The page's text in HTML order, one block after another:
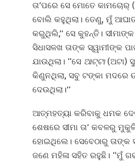
ତା’ପରେ ସେ ମୋତେ
ବୋଲି କହୁଥିଲା। ତେଣୁ, ମୁଁ
କରୁଥିଲି,’’ ସେ କୁହନ୍ତି।
ସିଧାସଳଖ ତାଙ୍କ ସ୍ୱାମୀଙ୍କ
ଯାଉଥିଲା। ‘‘ସେ ଆଟ୍ଟା(ଅଟା)
କିଣୁନଥିଲା, ସବୁ ଟଙ୍କା ମଦରେ
ଦେଉଥିଲା।’’
ଆତ୍ମହତ୍ୟା କରିବାକୁ ଧମକ
ଶେଷରେ ସୀମା ତା’ କବଳରୁ
ହୋଇଥିଲେ। ସେବେଠାରୁ ତାଙ୍କ
ଜଣେ ମହିଳା ସହିତ ରହୁଛି। ‘‘ମୁଁ